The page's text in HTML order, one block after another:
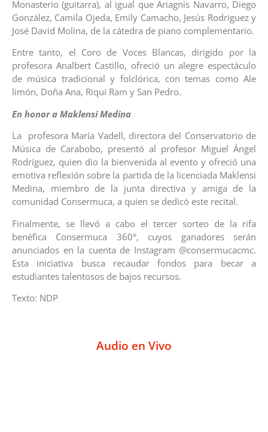
Monasterio (guitarra), al igual que Ariagnis Navarro, Diego
González, Camila Ojeda, Emily Camacho, Jesús Rodriguez y
José David Molina, de la cátedra de piano complementario.
Entre tanto, el Coro de Voces Blancas, dirigido por la
profesora Analbert Castillo, ofreció un alegre espectáculo
de música tradicional y folclórica, con temas como Ale
limón, Doña Ana, Riqui Ram y San Pedro.
En honor a Maklensi Medina
La profesora María Vadell, directora del Conservatorio de
Música de Carabobo, presentó al profesor Miguel Ángel
Rodríguez, quien dio la bienvenida al evento y ofreció una
emotiva reflexión sobre la partida de la licenciada Maklensi
Medina, miembro de la junta directiva y amiga de la
comunidad Consermuca, a quien se dedicó este recital.
Finalmente, se llevó a cabo el tercer sorteo de la rifa
benéfica Consermuca 360°, cuyos ganadores serán
anunciados en la cuenta de Instagram @consermucacmc.
Esta iniciativa busca recaudar fondos para becar a
estudiantes talentosos de bajos recursos.
Texto: NDP
Audio en Vivo